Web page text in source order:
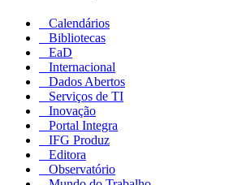
Calendários
Bibliotecas
EaD
Internacional
Dados Abertos
Serviços de TI
Inovação
Portal Integra
IFG Produz
Editora
Observatório